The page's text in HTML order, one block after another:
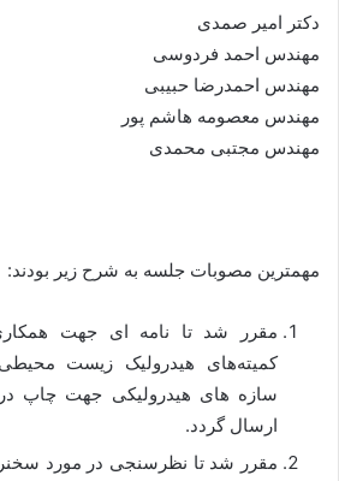
دکتر امیر صمدی
مهندس احمد فردوسی
مهندس احمدرضا حبیبی
مهندس معصومه هاشم پور
مهندس مجتبی محمدی
مهمترین مصوبات جلسه به شرح زیر بودند:
مقرر شد تا نامه ای جهت
کمیته‌های هیدرولیک زیست
سازه ­های هیدرولیکی جهت چاپ در
ارسال گردد.
مقرر شد تا نظرسنجی در مورد